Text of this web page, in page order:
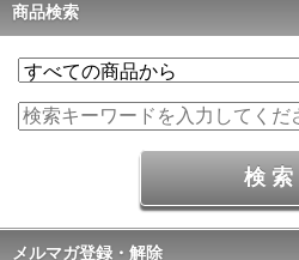
商品検索
メルマガ登録・解除